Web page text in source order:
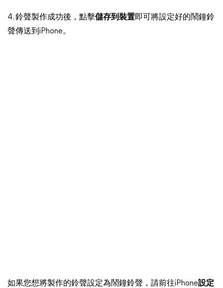
4. 鈴聲製作成功後，點擊儲存到裝置即可將設定好的鬧鐘鈴
聲傳送到iPhone。
如果您想將製作的鈴聲設定為鬧鐘鈴聲，請前往iPhone設定